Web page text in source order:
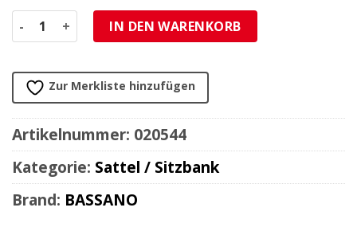
Sattel universal BASSANO Vintage Leder Handcrafted
IN DEN WARENKORB
Zur Merkliste hinzufügen
Artikelnummer: 020544
Kategorie: Sattel / Sitzbank
Brand: BASSANO